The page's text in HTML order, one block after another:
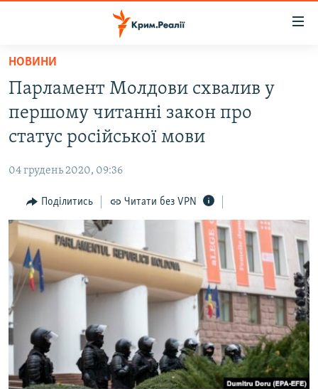
Перейти
основного
матеріалу
Перейти
до
основної
навігації
Перейти
до
пошуку
ВОДА.КРИМ
ВІДЕО ТА ФОТО
БЛОГИ
ПОГЛЯД
ІНТЕРВ'Ю
ВСЕ ЗА ДЕНЬ
СПЕЦПРОЕКТИ
ВІДЕОУРОКИ «ELIFBE»
СВІДЧЕННЯ ОКУПАЦІЇ
УКРАЇНСЬКА ПРОБЛЕМА КРИМУ
ЯК ОБІЙТИ БЛОКУВАННЯ
Русский
Qırımtatar
НОВИНИ
Парламент Молдови схвалив у
першому читанні закон про
статус російської мови
04 грудень 2020, 09:36
Поділитись Читати без VPN